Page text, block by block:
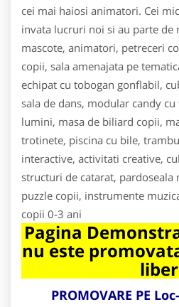
cei mai haiosi animatori. Cei
invata lucruri noi si au parte de
mascote, animatori, petreceri
copii, sala amenajata pe
echipat cu tobogan gonflabil,
sala de dans, modular candy
lumini, masa de biliard copii,
trotinete, piscina cu bile,
interactive, activitati creative,
structuri de catarat, pardoseala
puzzle copii, instrumente
copii 0-3 ani
Pagina
nu este
liber
PROMOVARE PE